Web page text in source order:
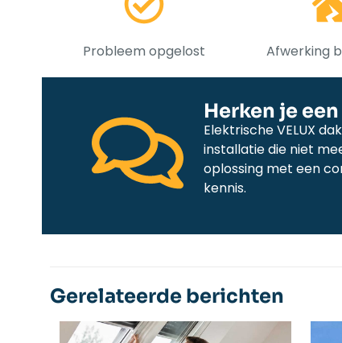
Probleem opgelost Afwerking
Herken je
Elektrische VELUX
installatie die niet
oplossing met een
kennis.
Gerelateerde berichten